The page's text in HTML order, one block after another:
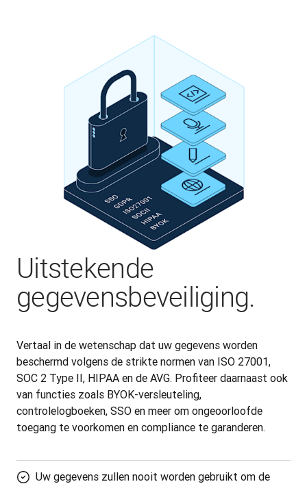
Uitstekende
gegevensbeveiliging.
Vertaal in de wetenschap dat uw gegevens worden
beschermd volgens de strikte normen van ISO 27001,
SOC 2 Type II, HIPAA en de AVG. Profiteer daarnaast ook
van functies zoals BYOK-versleuteling,
controlelogboeken, SSO en meer om ongeoorloofde
toegang te voorkomen en compliance te garanderen.
Uw gegevens zullen nooit worden gebruikt om de